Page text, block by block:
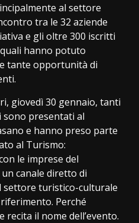
al settore
tra le 32 aziende
e gli oltre 300 iscritti
hanno potuto
tante opportunità di
giovedì 30 gennaio, tanti
sono presentati al
e hanno preso parte
al Turismo:
le imprese del
canale diretto di
settore turistico-culturale
Perché
recita il nome dell’evento.